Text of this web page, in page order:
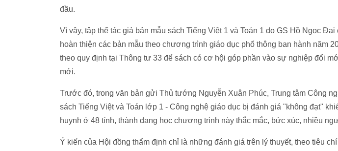
đầu.
Vì vậy, tập thể tác giả bản mẫu sách Tiếng Việt 1 và Toán 1 do GS Hồ Ngọc
hoàn thiện các bản mẫu theo chương trình giáo dục phổ thông ban hành năm
theo quy định tại Thông tư 33 để sách có cơ hội góp phần vào sự nghiệp đổi
mới.
Trước đó, trong văn bản gửi Thủ tướng Nguyễn Xuân Phúc, Trung tâm Công
sách Tiếng Việt và Toán lớp 1 - Công nghệ giáo dục bị đánh giá "không đạt"
huynh ở 48 tỉnh, thành đang học chương trình này thắc mắc, bức xúc, nhiều
Ý kiến của Hội đồng thẩm định chỉ là những đánh giá trên lý thuyết, theo tiêu